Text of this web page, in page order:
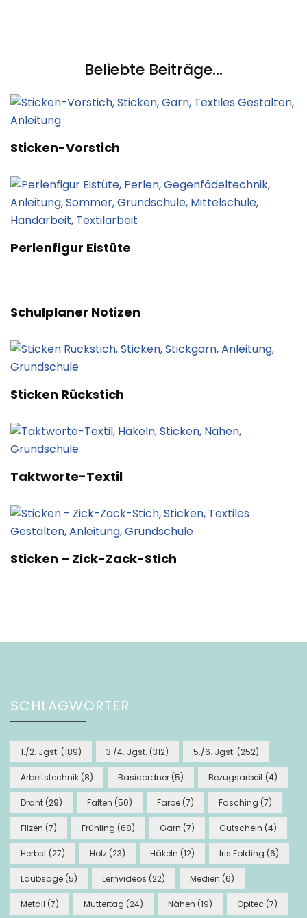
Beliebte Beiträge...
Sticken-Vorstich
Perlenfigur Eistüte
Schulplaner Notizen
Sticken Rückstich
Taktworte-Textil
Sticken – Zick-Zack-Stich
SCHLAGWÖRTER
1./2. Jgst. (189) 3./4. Jgst. (312) 5./6. Jgst. (252)
Arbeitstechnik (8) Basicordner (5) Bezugsarbeit (4)
Draht (29) Falten (50) Farbe (7) Fasching (7)
Filzen (7) Frühling (68) Garn (7) Gutschein (4)
Herbst (27) Holz (23) Häkeln (12) Iris Folding (6)
Laubsäge (5) Lernvideos (22) Medien (6)
Metall (7) Muttertag (24) Nähen (19) Opitec (7)